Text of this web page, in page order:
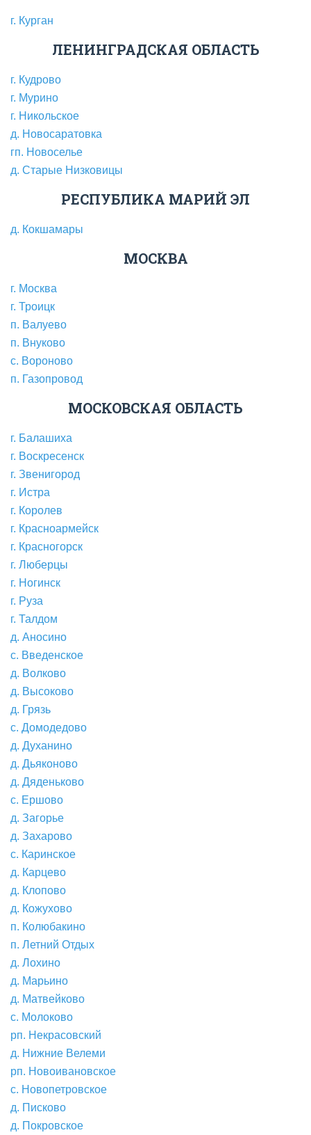
г. Курган
ЛЕНИНГРАДСКАЯ ОБЛАСТЬ
г. Кудрово
г. Мурино
г. Никольское
д. Новосаратовка
гп. Новоселье
д. Старые Низковицы
РЕСПУБЛИКА МАРИЙ ЭЛ
д. Кокшамары
МОСКВА
г. Москва
г. Троицк
п. Валуево
п. Внуково
с. Вороново
п. Газопровод
МОСКОВСКАЯ ОБЛАСТЬ
г. Балашиха
г. Воскресенск
г. Звенигород
г. Истра
г. Королев
г. Красноармейск
г. Красногорск
г. Люберцы
г. Ногинск
г. Руза
г. Талдом
д. Аносино
с. Введенское
д. Волково
д. Высоково
д. Грязь
с. Домодедово
д. Духанино
д. Дьяконово
д. Дяденьково
с. Ершово
д. Загорье
д. Захарово
с. Каринское
д. Карцево
д. Клопово
д. Кожухово
п. Колюбакино
п. Летний Отдых
д. Лохино
д. Марьино
д. Матвейково
с. Молоково
рп. Некрасовский
д. Нижние Велеми
рп. Новоивановское
с. Новопетровское
д. Писково
д. Покровское